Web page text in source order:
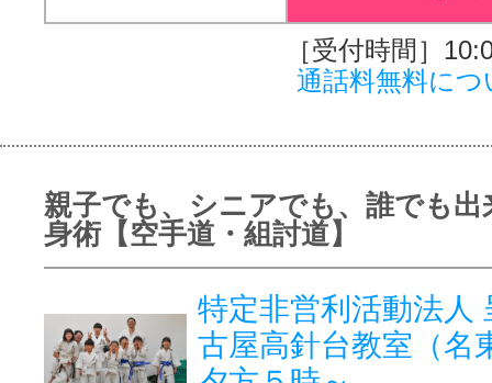
［受付時間］
通話料無料につ
親子でも、シニアでも、誰でも出
身術【空手道・組討道】
特定非営利活動法人
古屋高針台教室（